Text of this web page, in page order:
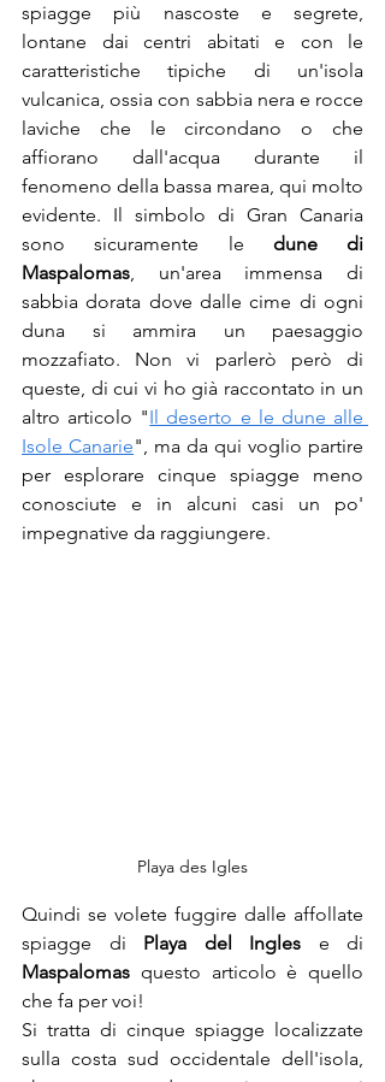
spiagge più nascoste e segrete,
lontane dai centri abitati e con le
caratteristiche tipiche di un'isola
vulcanica, ossia con sabbia nera e rocce
laviche che le circondano o che
affiorano dall'acqua durante il
fenomeno della bassa marea, qui molto
evidente. Il simbolo di Gran Canaria
sono sicuramente le dune di
Maspalomas, un'area immensa di
sabbia dorata dove dalle cime di ogni
duna si ammira un paesaggio
mozzafiato. Non vi parlerò però di
queste, di cui vi ho già raccontato in un
altro articolo "Il deserto e le dune alle
Isole Canarie", ma da qui voglio partire
per esplorare cinque spiagge meno
conosciute e in alcuni casi un po'
impegnative da raggiungere.
Playa des Igles
Quindi se volete fuggire dalle affollate
spiagge di Playa del Ingles
Maspalomas questo articolo è quello
che fa per voi!
Si tratta di cinque spiagge localizzate
sulla costa sud occidentale dell'isola,